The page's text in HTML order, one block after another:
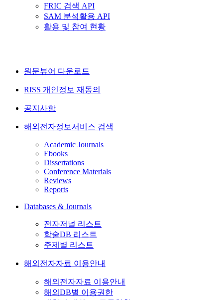
FRIC 검색 API
SAM 분석활용 API
활용 및 참여 현황
원문뷰어 다운로드
RISS 개인정보 재동의
공지사항
해외전자정보서비스 검색
Academic Journals
Ebooks
Dissertations
Conference Materials
Reviews
Reports
Databases & Journals
전자저널 리스트
학술DB 리스트
주제별 리스트
해외전자자료 이용안내
해외전자자료 이용안내
해외DB별 이용권한